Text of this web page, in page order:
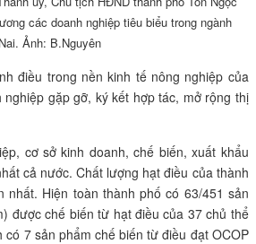
các doanh nghiệp tiêu biểu trong ngành
Ảnh: B.Nguyên
điều trong nền kinh tế nông nghiệp của
gặp gỡ, ký kết hợp tác, mở rộng thị
cơ sở kinh doanh, chế biến, xuất khẩu
cả nước. Chất lượng hạt điều của thành
Hiện toàn thành phố có 63/451 sản
được chế biến từ hạt điều của 37 chủ thể
7 sản phẩm chế biến từ điều đạt OCOP